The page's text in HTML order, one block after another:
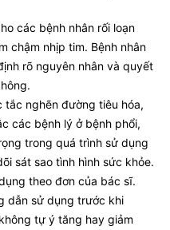
các bệnh nhân rối loạn
chậm nhịp tim. Bệnh nhân
rõ nguyên nhân và quyết
tắc nghẽn đường tiêu hóa,
các bệnh lý ở bệnh phổi,
trong quá trình sử dụng
sát sao tình hình sức khỏe.
theo đơn của bác sĩ.
dẫn sử dụng trước khi
tự ý tăng hay giảm